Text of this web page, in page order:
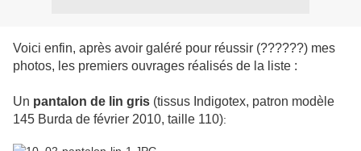
Voici enfin, après avoir galéré pour réussir (??????) mes
photos, les premiers ouvrages réalisés de la liste :
Un pantalon de lin gris (tissus Indigotex, patron modèle
145 Burda de février 2010, taille 110):